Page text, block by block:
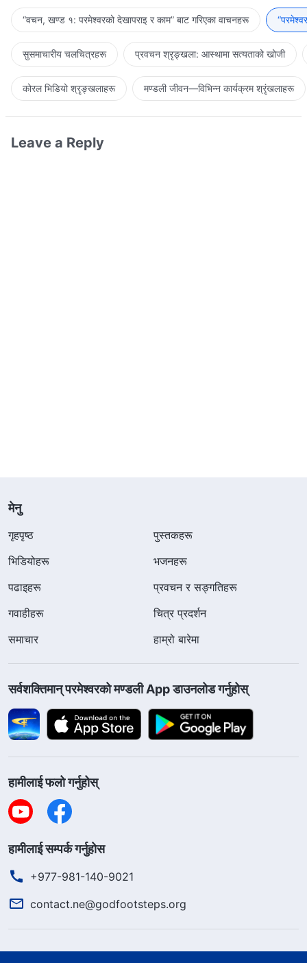
“वचन, खण्ड १: परमेश्‍वरको देखापराइ र काम” बाट गरिएका वाचनहरू
सुसमाचारीय चलचित्रहरू प्रवचन श्रृङ्खला: आस्थामा सत्यताको खोजी
कोरल भिडियो श्रृङ्खलाहरू मण्डली जीवन—विभिन्‍न कार्यक्रम श्रृंखलाहरू
Leave a Reply
मेनु
गृहपृष्ठ
पुस्तकहरू
भिडियोहरू
भजनहरू
पढाइहरू
प्रवचन र सङ्गतिहरू
गवाहीहरू
चित्र प्रदर्शन
समाचार
हाम्रो बारेमा
सर्वशक्तिमान्‌ परमेश्‍वरको मण्डली App डाउनलोड गर्नुहोस्
हामीलाई फलो गर्नुहोस्
हामीलाई सम्पर्क गर्नुहोस
+977-981-140-9021
contact.ne@godfootsteps.org